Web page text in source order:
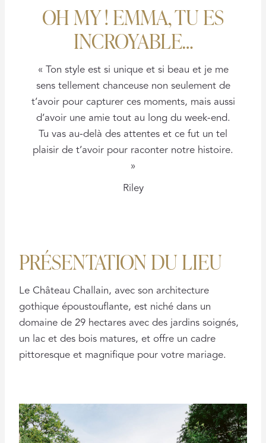
OH MY ! EMMA, TU ES
INCROYABLE…
« Ton style est si unique et si beau et je me
sens tellement chanceuse non seulement de
t’avoir pour capturer ces moments, mais aussi
d’avoir une amie tout au long du week-end.
Tu vas au-delà des attentes et ce fut un tel
plaisir de t’avoir pour raconter notre histoire.
»
Riley
PRÉSENTATION DU LIEU
Le Château Challain, avec son architecture
gothique époustouflante, est niché dans un
domaine de 29 hectares avec des jardins soignés,
un lac et des bois matures, et offre un cadre
pittoresque et magnifique pour votre mariage.